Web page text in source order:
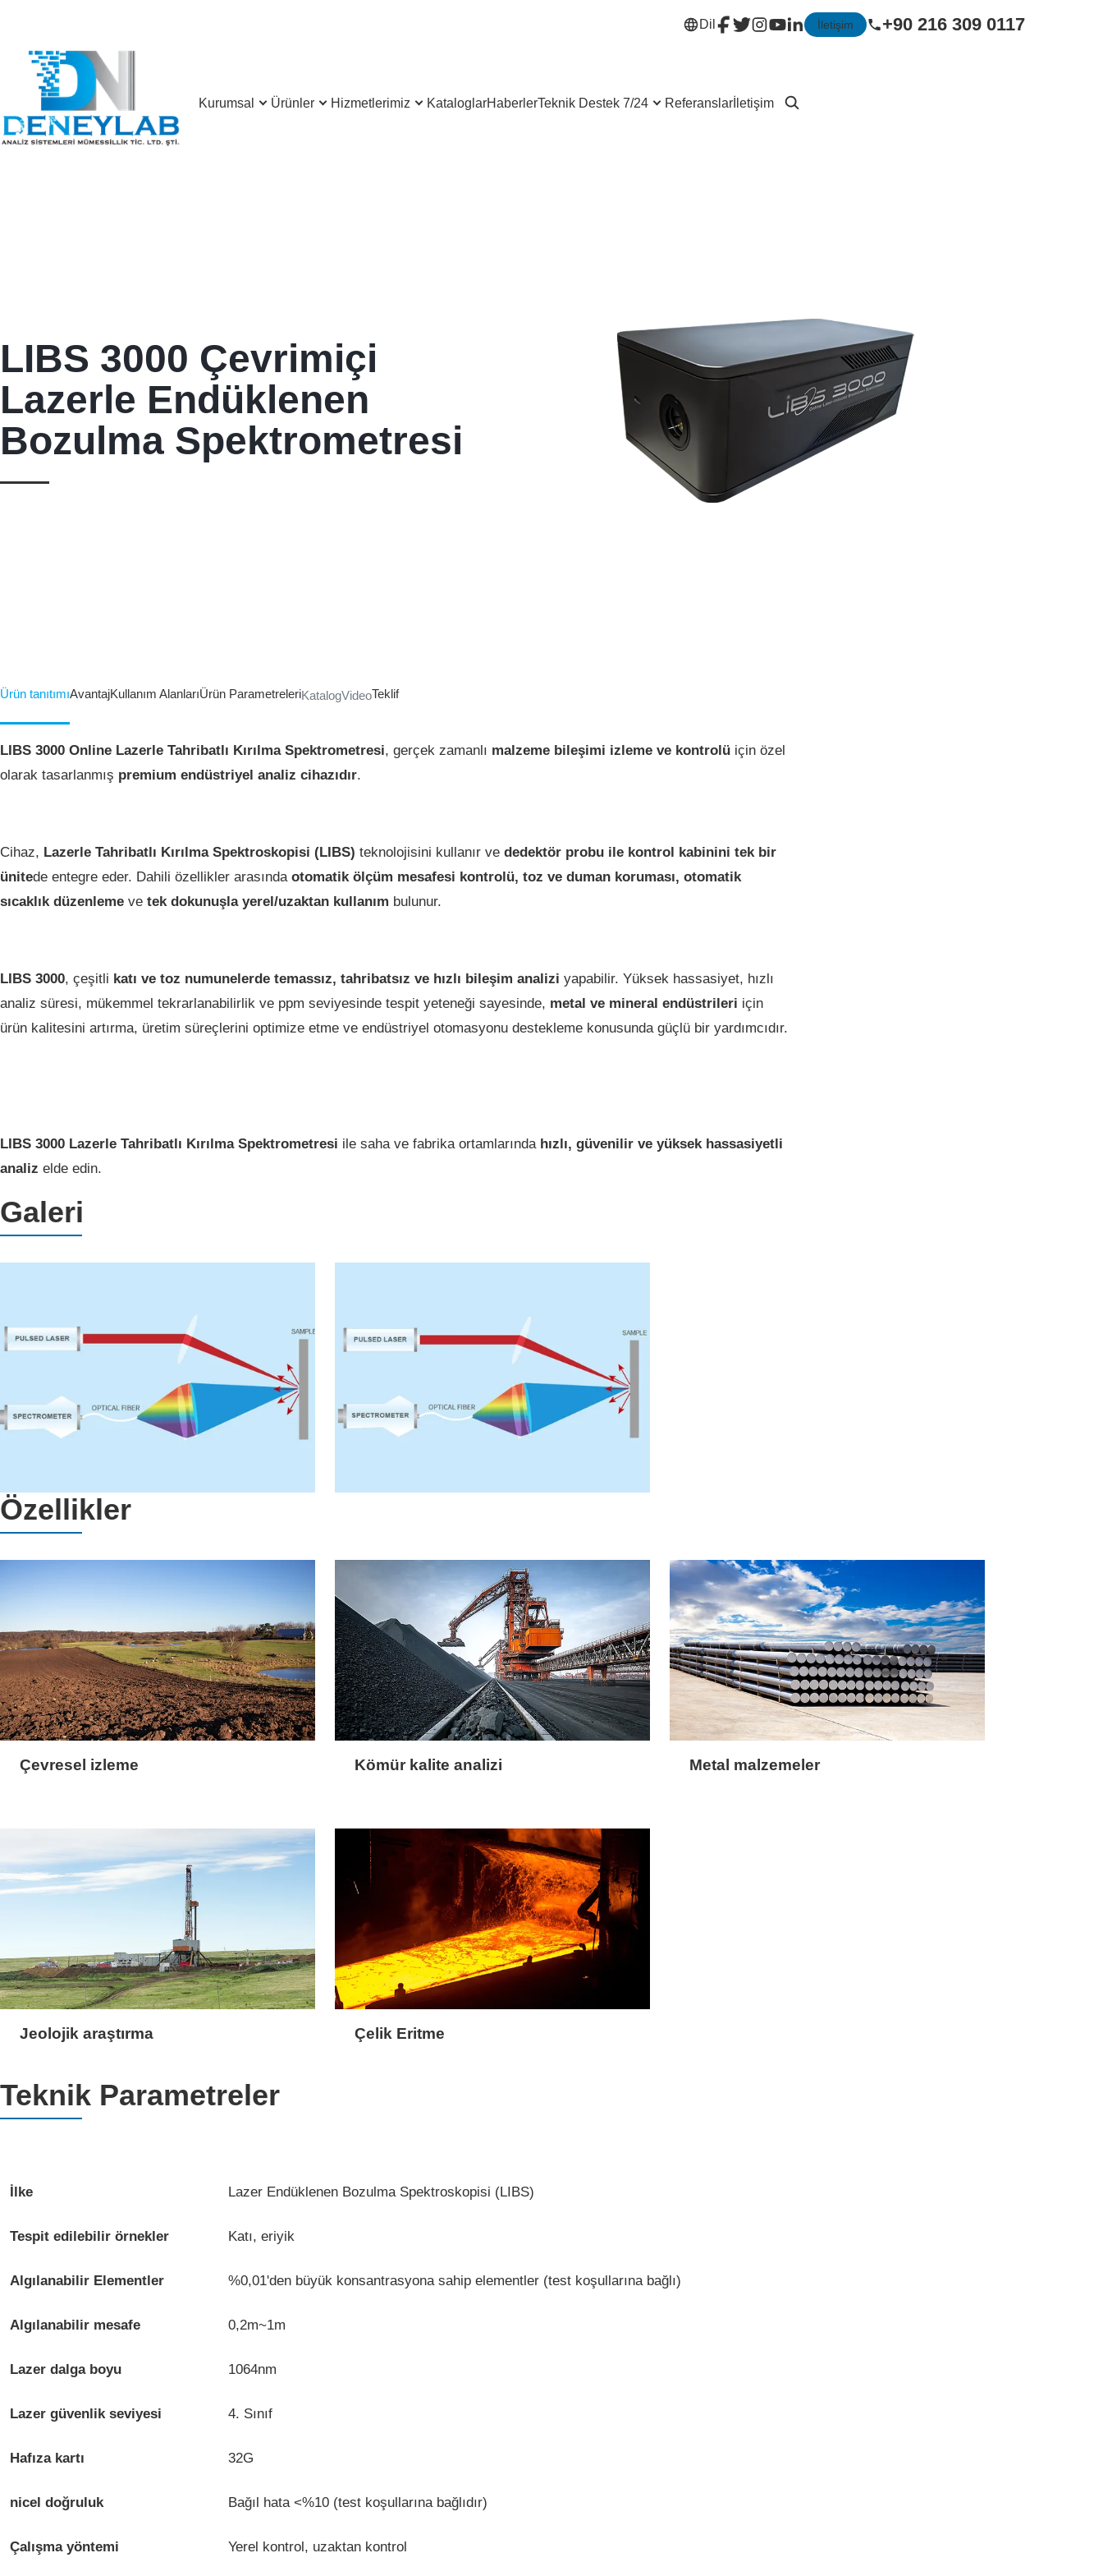
Dil İletişim +90 216 309 0117
Kurumsal Ürünler Hizmetlerimiz KataloglarHaberlerTeknik Destek 7/24 Referanslar İletişim
LIBS 3000 Çevrimiçi
Lazerle Endüklenen
Bozulma Spektrometresi
Ürün tanıtımıAvantajKullanım AlanlarıÜrün ParametreleriKatalogVideoTeklif
LIBS 3000 Online Lazerle Tahribatlı Kırılma Spektrometresi, gerçek zamanlı malzeme bileşimi izleme ve kontrolü için özel
olarak tasarlanmış premium endüstriyel analiz cihazıdır.
Cihaz, Lazerle Tahribatlı Kırılma Spektroskopisi (LIBS) teknolojisini kullanır ve dedektör probu ile kontrol kabinini tek bir
ünitede entegre eder. Dahili özellikler arasında otomatik ölçüm mesafesi kontrolü, toz ve duman koruması, otomatik
sıcaklık düzenleme ve tek dokunuşla yerel/uzaktan kullanım bulunur.
LIBS 3000, çeşitli katı ve toz numunelerde temassız, tahribatsız ve hızlı bileşim analizi yapabilir. Yüksek hassasiyet, hızlı
analiz süresi, mükemmel tekrarlanabilirlik ve ppm seviyesinde tespit yeteneği sayesinde, metal ve mineral endüstrileri için
ürün kalitesini artırma, üretim süreçlerini optimize etme ve endüstriyel otomasyonu destekleme konusunda güçlü bir yardımcıdır.
LIBS 3000 Lazerle Tahribatlı Kırılma Spektrometresi ile saha ve fabrika ortamlarında hızlı, güvenilir ve yüksek hassasiyetli
analiz elde edin.
Galeri
Özellikler
Çevresel izleme Kömür kalite analizi Metal malzemeler
Jeolojik araştırma Çelik Eritme
Teknik Parametreler
İlke Lazer Endüklenen Bozulma Spektroskopisi (LIBS)
Tespit edilebilir örnekler Katı, eriyik
Algılanabilir Elementler %0,01'den büyük konsantrasyona sahip elementler (test koşullarına bağlı)
Algılanabilir mesafe 0,2m~1m
Lazer dalga boyu 1064nm
Lazer güvenlik seviyesi 4. Sınıf
Hafıza kartı 32G
nicel doğruluk Bağıl hata <%10 (test koşullarına bağlıdır)
Çalışma yöntemi Yerel kontrol, uzaktan kontrol